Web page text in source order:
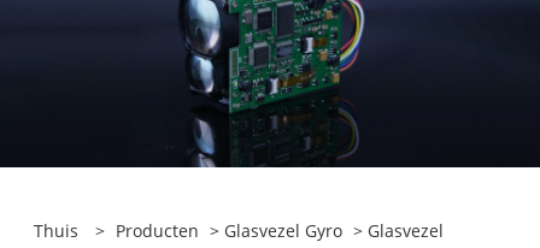
Thuis > Producten > Glasvezel Gyro > Glasvezel